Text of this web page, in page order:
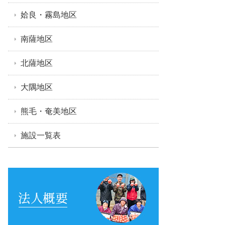
姶良・霧島地区
南薩地区
北薩地区
大隅地区
熊毛・奄美地区
施設一覧表